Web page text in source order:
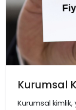
Kurumsal
Kurumsal